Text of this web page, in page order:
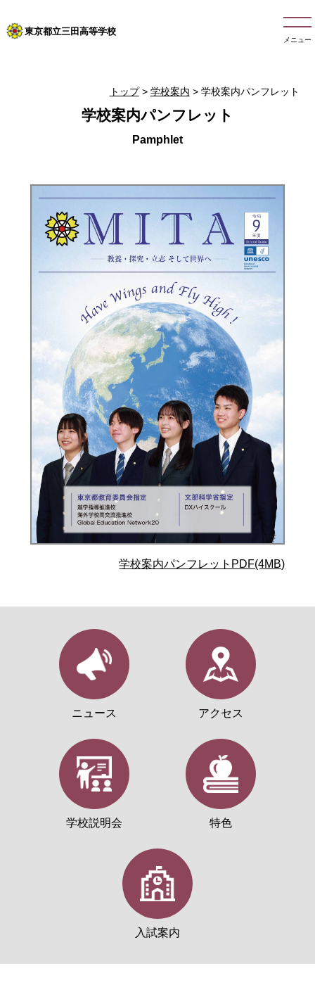
東京都立三田高等学校
メニュー
トップ> 学校案内 > 学校案内パンフレット
学校案内パンフレット
学校案内パンフレットPDF(4MB)
ニュース アクセス
学校説明会 特色
入試案内